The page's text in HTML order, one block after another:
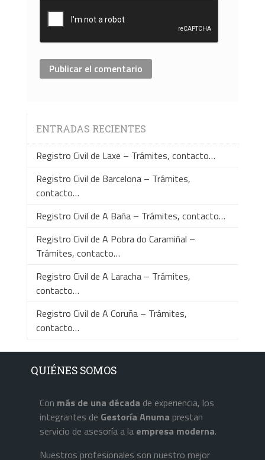
ENTRADAS RECIENTES
Registro Civil de Laxe – Trámites, contacto…
Registro Civil de Barcelona – Trámites,
contacto…
Registro Civil de A Baña – Trámites, contacto…
Registro Civil de A Pobra do Caramiñal –
Trámites, contacto…
Registro Civil de A Laracha – Trámites,
contacto…
Registro Civil de A Coruña – Trámites,
contacto…
QUIÉNES SOMOS
Con más de una década de experiencia, los
integrantes de Gestoría Anuma prestan
servicio de asesoría a la empresa moderna.
Nuestros profesionales son nuestro mejor